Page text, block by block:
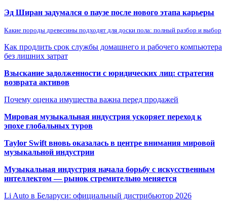
Эд Ширан задумался о паузе после нового этапа карьеры
Какие породы древесины подходят для доски пола: полный разбор и выбор
Как продлить срок службы домашнего и рабочего компьютера
без лишних затрат
Взыскание задолженности с юридических лиц: стратегия
возврата активов
Почему оценка имущества важна перед продажей
Мировая музыкальная индустрия ускоряет переход к
эпохе глобальных туров
Taylor Swift вновь оказалась в центре внимания мировой
музыкальной индустрии
Музыкальная индустрия начала борьбу с искусственным
интеллектом — рынок стремительно меняется
Li Auto в Беларуси: официальный дистрибьютор 2026